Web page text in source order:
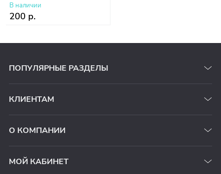
В наличии
200 р.
ПОПУЛЯРНЫЕ РАЗДЕЛЫ
КЛИЕНТАМ
О КОМПАНИИ
МОЙ КАБИНЕТ